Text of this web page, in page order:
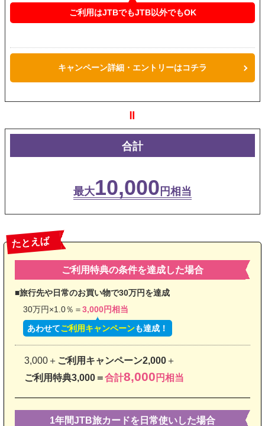
ご利用はJTBでもJTB以外でもOK
キャンペーン詳細・エントリーはコチラ
＝
合計
最大10,000 円相当
たとえば
ご利用特典の条件を達成した場合
■旅行先や日常のお買い物で30万円を達成
30万円×1.0％ ＝3,000円相当
あわせてご利用キャンペーンも達成！
3,000＋ ご利用キャンペーン2,000 ＋
ご利用特典3,000＝合計8,000 円相当
1年間JTB旅カードを 日常使いした場合